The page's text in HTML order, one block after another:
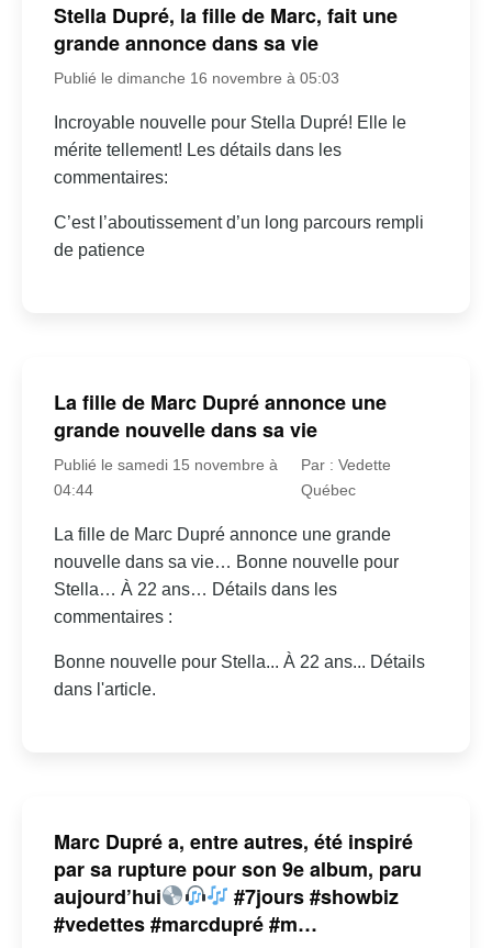
Stella Dupré, la fille de Marc, fait une
grande annonce dans sa vie
Publié le dimanche 16 novembre à 05:03
Incroyable nouvelle pour Stella Dupré! Elle le
mérite tellement! Les détails dans les
commentaires:
C’est l’aboutissement d’un long parcours rempli
de patience
La fille de Marc Dupré annonce une
grande nouvelle dans sa vie
Publié le samedi 15 novembre à
04:44
Par : Vedette
Québec
La fille de Marc Dupré annonce une grande
nouvelle dans sa vie… Bonne nouvelle pour
Stella… À 22 ans… Détails dans les
commentaires :
Bonne nouvelle pour Stella... À 22 ans... Détails
dans l'article.
Marc Dupré a, entre autres, été inspiré
par sa rupture pour son 9e album, paru
aujourd’hui
#7jours #showbiz
#vedettes #marcdupré #m…